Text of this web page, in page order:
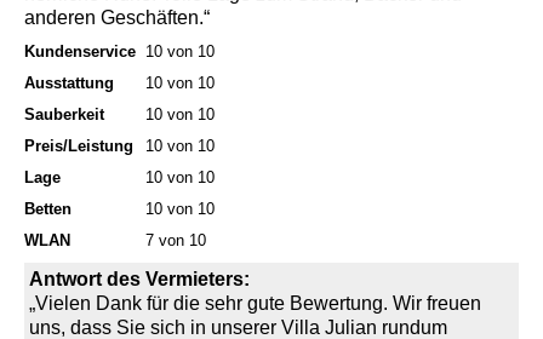
anderen Geschäften.“
Kundenservice 10 von 10
Ausstattung
10 von 10
Sauberkeit
10 von 10
Preis/Leistung
10 von 10
Lage
10 von 10
Betten
10 von 10
WLAN
7 von 10
Antwort des Vermieters:
„Vielen Dank für die sehr gute Bewertung. Wir freuen
uns, dass Sie sich in unserer Villa Julian rundum